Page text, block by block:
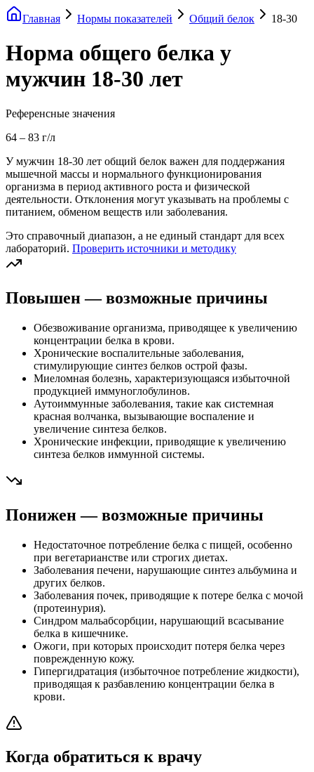
Главная Нормы показателей Общий белок 18-30
Норма общего белка у
мужчин 18-30 лет
Референсные значения
64 – 83 г/л
У мужчин 18-30 лет общий белок важен для поддержания
мышечной массы и нормального функционирования
организма в период активного роста и физической
деятельности. Отклонения могут указывать на проблемы с
питанием, обменом веществ или заболевания.
Это справочный диапазон, а не единый стандарт для всех
лабораторий. Проверить источники и методику
Повышен — возможные причины
Обезвоживание организма, приводящее к увеличению
концентрации белка в крови.
Хронические воспалительные заболевания,
стимулирующие синтез белков острой фазы.
Миеломная болезнь, характеризующаяся избыточной
продукцией иммуноглобулинов.
Аутоиммунные заболевания, такие как системная
красная волчанка, вызывающие воспаление и
увеличение синтеза белков.
Хронические инфекции, приводящие к увеличению
синтеза белков иммунной системы.
Понижен — возможные причины
Недостаточное потребление белка с пищей, особенно
при вегетарианстве или строгих диетах.
Заболевания печени, нарушающие синтез альбумина и
других белков.
Заболевания почек, приводящие к потере белка с мочой
(протеинурия).
Синдром мальабсорбции, нарушающий всасывание
белка в кишечнике.
Ожоги, при которых происходит потеря белка через
поврежденную кожу.
Гипергидратация (избыточное потребление жидкости),
приводящая к разбавлению концентрации белка в
крови.
Когда обратиться к врачу